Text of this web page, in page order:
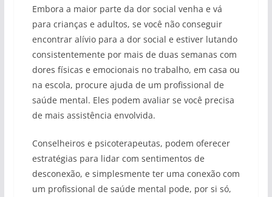
Embora a maior parte da dor social venha e vá
para crianças e adultos, se você não conseguir
encontrar alívio para a dor social e estiver lutando
consistentemente por mais de duas semanas com
dores físicas e emocionais no trabalho, em casa ou
na escola, procure ajuda de um profissional de
saúde mental. Eles podem avaliar se você precisa
de mais assistência envolvida.
Conselheiros e psicoterapeutas, podem oferecer
estratégias para lidar com sentimentos de
desconexão, e simplesmente ter uma conexão com
um profissional de saúde mental pode, por si só,